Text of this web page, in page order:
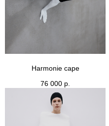
Harmonie cape
76 000 р.